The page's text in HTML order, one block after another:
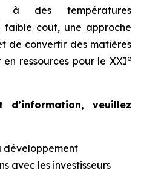
à des températures
coût, une approche
de convertir des matières
ressources pour le XXIe
d’information, veuillez
développement
avec les investisseurs